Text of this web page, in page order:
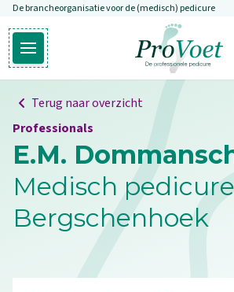
Overslaan en naar de inhoud gaan
De brancheorganisatie voor de (medisch) pedicure
Open hoofdmenu
Ga naar de
Terug naar overzicht
Professionals
E.M.
Medisch
Bergschenhoek